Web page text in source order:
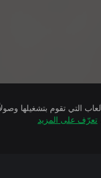
تعرّف على المزيد